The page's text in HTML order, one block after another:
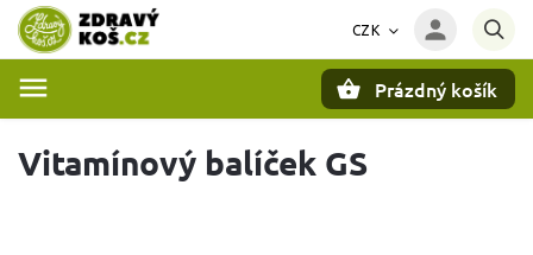
CZK
Prázdný košík
Vitamínový balíček GS